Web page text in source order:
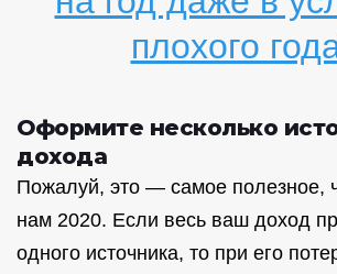
плохого
Оформите несколько
дохода
Пожалуй, это — самое полезное,
нам 2020. Если весь ваш доход
одного источника, то при его